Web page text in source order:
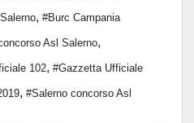
, #Burc Campania
Asl Salerno,
102, #Gazzetta Ufficiale
, #Salerno concorso Asl